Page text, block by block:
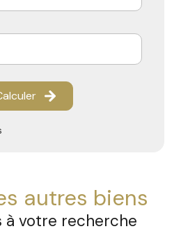
autres biens
à votre recherche